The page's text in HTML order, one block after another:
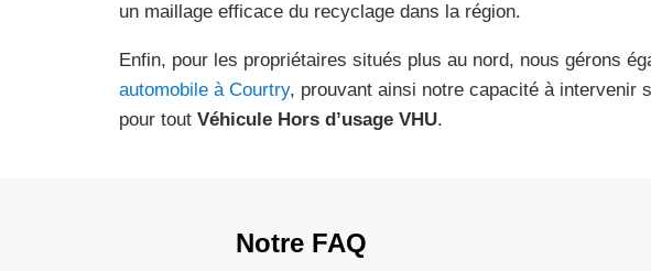
un maillage efficace du recyclage dans la région.
Enfin, pour les propriétaires situés plus au nord, nous gérons
automobile à Courtry, prouvant ainsi notre capacité à intervenir
pour tout Véhicule Hors d’usage VHU.
Notre FAQ